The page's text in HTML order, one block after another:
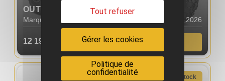
OUTLANDER PRO XU HD5 T
Marque : CAN AM Année : 2026
12 199,00€ NOUVEAU
En stock
Tout refuser
Gérer les cookies
Politique de
confidentialité